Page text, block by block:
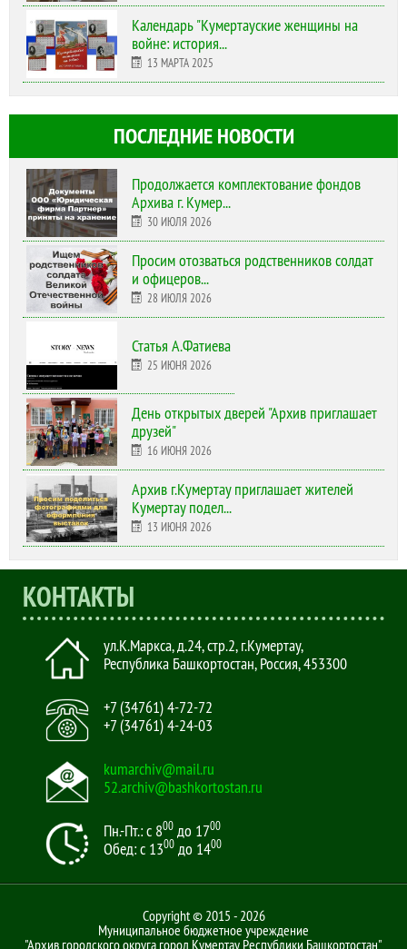
Календарь "Кумертауские женщины на
войне: история...
13 МАРТА 2025
ПОСЛЕДНИЕ НОВОСТИ
Продолжается комплектование фондов
Архива г. Кумер...
30 ИЮЛЯ 2026
Просим отозваться родственников солдат
и офицеров...
28 ИЮЛЯ 2026
Статья А.Фатиева
25 ИЮНЯ 2026
День открытых дверей "Архив приглашает
друзей"
16 ИЮНЯ 2026
Архив г.Кумертау приглашает жителей
Кумертау подел...
13 ИЮНЯ 2026
КОНТАКТЫ
ул.К.Маркса, д.24, стр.2,г.Кумертау,
Республика Башкортостан, Россия,453300
+7 (34761) 4-72-72
+7 (34761) 4-24-03
kumarchiv@mail.ru
52.archiv@bashkortostan.ru
Пн.-Пт.: с 800 до 1700
Обед: с 1300 до 1400
Copyright © 2015 - 2026
Муниципальное бюджетное учреждение
"Архив городского округа город Кумертау Республики Башкортостан"